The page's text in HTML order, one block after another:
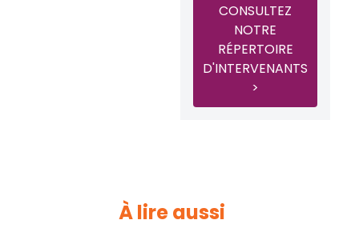
CONSULTEZ
NOTRE
RÉPERTOIRE
D'INTERVENANTS
>
À lire aussi